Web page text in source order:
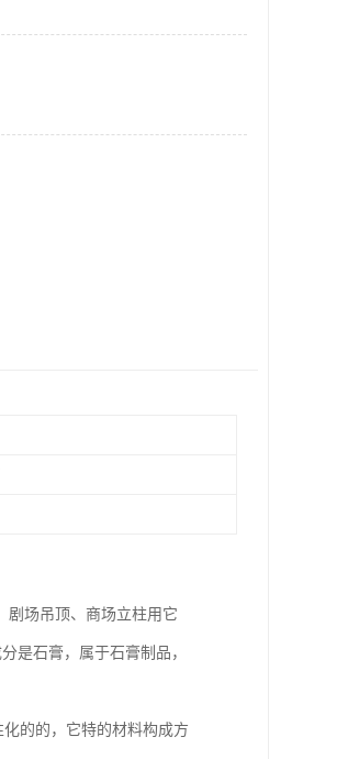
剧场吊顶、商场立柱用它
是石膏，属于石膏制品，
的的，它特的材料构成方